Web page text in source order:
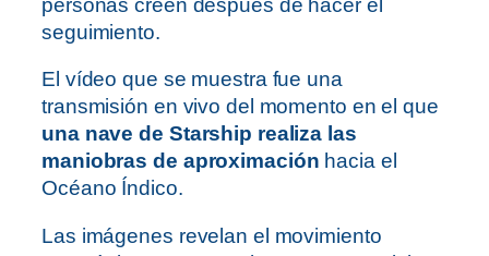
personas creen después de hacer el
seguimiento.
El vídeo que se muestra fue una
transmisión en vivo del momento en el que
una nave de Starship realiza las
maniobras de aproximación hacia el
Océano Índico.
Las imágenes revelan el movimiento